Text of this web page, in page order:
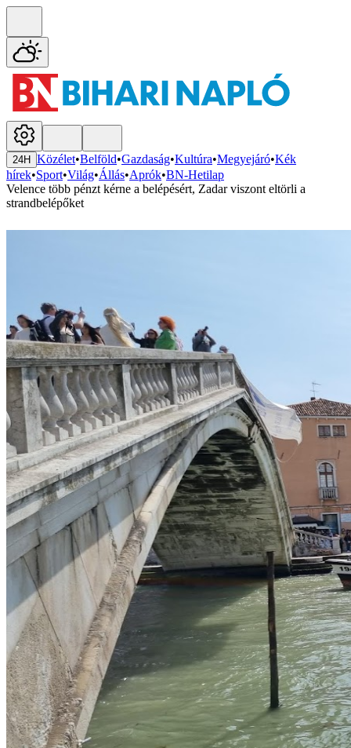
24H Közélet•Belföld•Gazdaság•Kultúra•Megyejáró•Kék
hírek•Sport•Világ•Állás•Aprók•BN-Hetilap
Velence több pénzt kérne a belépésért, Zadar viszont eltörli a
strandbelépőket